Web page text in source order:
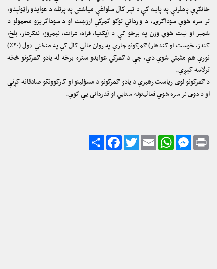
ځانګړې پاملرنې په پایله کې د تېر کال سلواغې میاشتې په پرتله د عوایدو راټولېدو،
تر سره شوې سوداګرۍ، د وارداتي توکو ګمرکي ارزښت او د سوداګریزو محمولو د
شمېر او ثبت شوي وزن په برخو کې د (پکتیا، فراه، هرات، نیمروز، ننګرهار، بلخ،
کندز، خوست او کندهار) ګمرکونو چارې په روان مالي کال کي په منځني ډول (۲۰٪)
نورې هم مثبتي شوي دي، چې د ګمرکي عوایدو ستره برخه له یادو ګمرکونو څخه
ترلاسه کېږي.
د ګمرکونو لوی ریاست رهبري د یادو ګمرکونو د مسؤلینو او کارکوونکو صادقانه کړنې
او د دوی تر سره شوي فعالیتونه ستایي او قدردانی یې کوي.